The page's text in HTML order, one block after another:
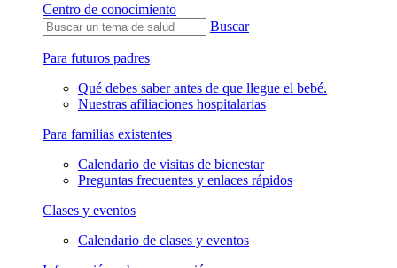
Centro de conocimiento
Buscar
Para futuros padres
Qué debes saber antes de que llegue el bebé.
Nuestras afiliaciones hospitalarias
Para familias existentes
Calendario de visitas de bienestar
Preguntas frecuentes y enlaces rápidos
Clases y eventos
Calendario de clases y eventos